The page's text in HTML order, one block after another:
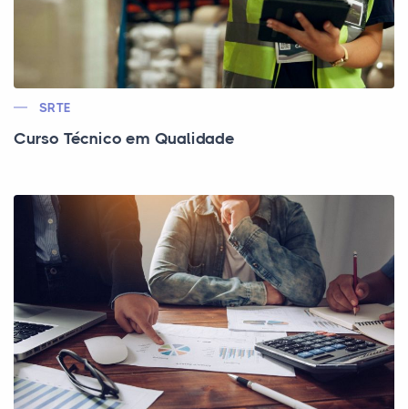
SRTE
Curso Técnico em Qualidade